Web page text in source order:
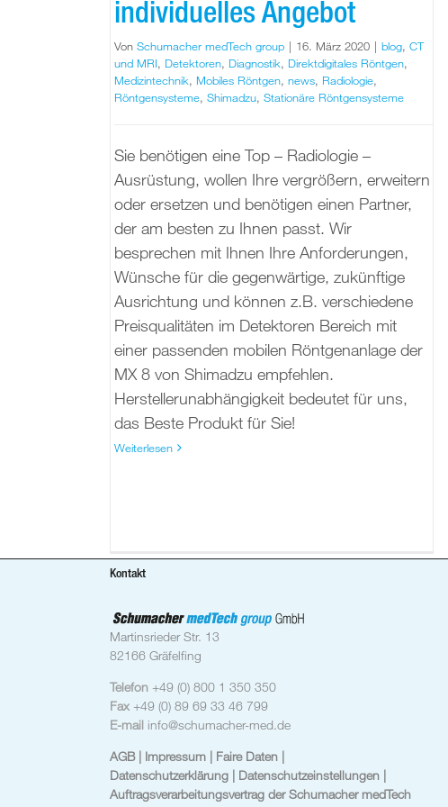
individuelles Angebot
Von Schumacher medTech group | 16. März 2020 | blog, CT
und MRI, Detektoren, Diagnostik, Direktdigitales Röntgen,
Medizintechnik, Mobiles Röntgen, news, Radiologie,
Röntgensysteme, Shimadzu, Stationäre Röntgensysteme
Sie benötigen eine Top – Radiologie –
Ausrüstung, wollen Ihre vergrößern, erweitern
oder ersetzen und benötigen einen Partner,
der am besten zu Ihnen passt. Wir
besprechen mit Ihnen Ihre Anforderungen,
Wünsche für die gegenwärtige, zukünftige
Ausrichtung und können z.B. verschiedene
Preisqualitäten im Detektoren Bereich mit
einer passenden mobilen Röntgenanlage der
MX 8 von Shimadzu empfehlen.
Herstellerunabhängigkeit bedeutet für uns,
das Beste Produkt für Sie!
Weiterlesen
Kontakt
Martinsrieder Str. 13
82166 Gräfelfing
Telefon +49 (0) 800 1 350 350
Fax +49 (0) 89 69 33 46 799
E-mail info@schumacher-med.de
AGB | Impressum | Faire Daten |
Datenschutzerklärung | Datenschutzeinstellungen |
Auftragsverarbeitungsvertrag der Schumacher medTech